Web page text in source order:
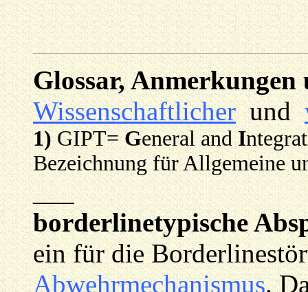
Glossar,
Wissenschaftlicherund
1)GIPT=General andI
Bezeichnung für Allgemeine
___
borderlinetypische
ein für die
Abwehrmechanismus.